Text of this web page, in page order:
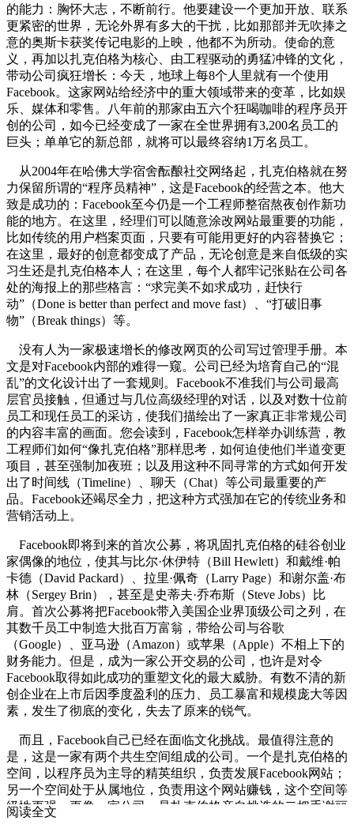
的能力：胸怀大志，不断前行。他要建设一个更加开放、联系
更紧密的世界，无论外界有多大的干扰，比如那部并无吹捧之
意的奥斯卡获奖传记电影的上映，他都不为所动。使命的意
义，再加以扎克伯格为核心、由工程驱动的勇猛冲锋的文化，
带动公司疯狂增长：今天，地球上每8个人里就有一个使用
Facebook。这家网站给经济中的重大领域带来的变革，比如娱
乐、媒体和零售。八年前的那家由五六个狂喝咖啡的程序员开
创的公司，如今已经变成了一家在全世界拥有3,200名员工的
巨头；单单它的新总部，就将可以最终容纳1万名员工。
从2004年在哈佛大学宿舍酝酿社交网络起，扎克伯格就在努
力保留所谓的“程序员精神”，这是Facebook的经营之本。他大
致是成功的：Facebook至今仍是一个工程师整宿熬夜创作新功
能的地方。在这里，经理们可以随意涂改网站最重要的功能，
比如传统的用户档案页面，只要有可能用更好的内容替换它；
在这里，最好的创意都变成了产品，无论创意是来自低级的实
习生还是扎克伯格本人；在这里，每个人都牢记张贴在公司各
处的海报上的那些格言：“求完美不如求成功，赶快行
动”（Done is better than perfect and move fast）、“打破旧事
物”（Break things）等。
没有人为一家极速增长的修改网页的公司写过管理手册。本
文是对Facebook内部的难得一窥。公司已经为培育自己的“混
乱”的文化设计出了一套规则。Facebook不准我们与公司最高
层官员接触，但通过与几位高级经理的对话，以及对数十位前
员工和现任员工的采访，使我们描绘出了一家真正非常规公司
的内容丰富的画面。您会读到，Facebook怎样举办训练营，教
工程师们如何“像扎克伯格”那样思考，如何迫使他们半道变更
项目，甚至强制加夜班；以及用这种不同寻常的方式如何开发
出了时间线（Timeline）、聊天（Chat）等公司最重要的产
品。Facebook还竭尽全力，把这种方式强加在它的传统业务和
营销活动上。
Facebook即将到来的首次公募，将巩固扎克伯格的硅谷创业
家偶像的地位，使其与比尔·休伊特（Bill Hewlett）和戴维·帕
卡德（David Packard）、拉里·佩奇（Larry Page）和谢尔盖·布
林（Sergey Brin），甚至是史蒂夫·乔布斯（Steve Jobs）比
肩。首次公募将把Facebook带入美国企业界顶级公司之列，在
其数千员工中制造大批百万富翁，带给公司与谷歌
（Google）、亚马逊（Amazon）或苹果（Apple）不相上下的
财务能力。但是，成为一家公开交易的公司，也许是对令
Facebook取得如此成功的重塑文化的最大威胁。有数不清的新
创企业在上市后因季度盈利的压力、员工暴富和规模庞大等因
素，发生了彻底的变化，失去了原来的锐气。
而且，Facebook自己已经在面临文化挑战。最值得注意的
是，这是一家有两个共生空间组成的公司。一个是扎克伯格的
空间，以程序员为主导的精英组织，负责发展Facebook网站；
另一个空间处于从属地位，负责用这个网站赚钱，这个空间等
级性更强，更像一家公司，是扎克伯格亲自挑选的二把手谢丽
尔·桑德伯格（Sheryl Sandberg）的地盘。谷歌前高管桑德伯格
阅读全文